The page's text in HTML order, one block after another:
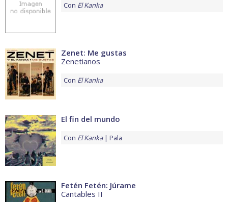
Con El Kanka
Zenet: Me gustas
Zenetianos
Con El Kanka
El fin del mundo
Con El Kanka Pala
Fetén Fetén: Júrame
Cantables II